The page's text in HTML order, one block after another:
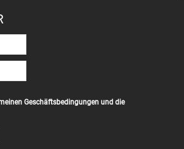
Geschäftsbedingungen und die